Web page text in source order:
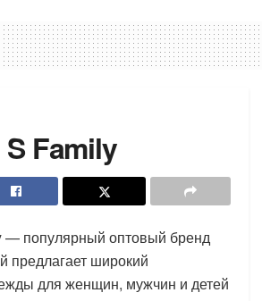
Family
— популярный оптовый бренд
предлагает широкий
для женщин, мужчин и детей